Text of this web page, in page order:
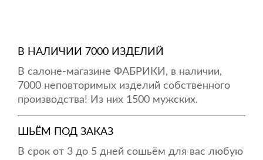
В НАЛИЧИИ 7000 ИЗДЕЛИЙ
В салоне-магазине ФАБРИКИ, в наличии,
7000 неповторимых изделий собственного
производства! Из них 1500 мужских.
ШЬЁМ ПОД ЗАКАЗ
В срок от 3 до 5 дней сошьём для вас любую